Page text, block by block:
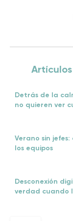
Detrás de la
no quieren ver
Verano sin
los equipos
Desconexión
verdad cuando